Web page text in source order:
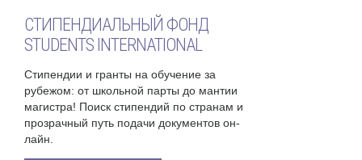
СТИПЕНДИАЛЬНЫЙ ФОНД
STUDENTS INTERNATIONAL
Стипендии и гранты на обучение за
рубежом: от школьной парты до мантии
магистра! Поиск стипендий по странам и
прозрачный путь подачи документов он-
лайн.